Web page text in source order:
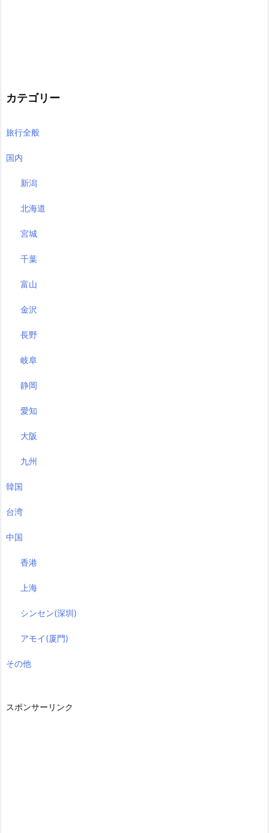
カテゴリー
旅行全般
国内
新潟
北海道
宮城
千葉
富山
金沢
長野
岐阜
静岡
愛知
大阪
九州
韓国
台湾
中国
香港
上海
シンセン(深圳)
アモイ(厦門)
その他
スポンサーリンク